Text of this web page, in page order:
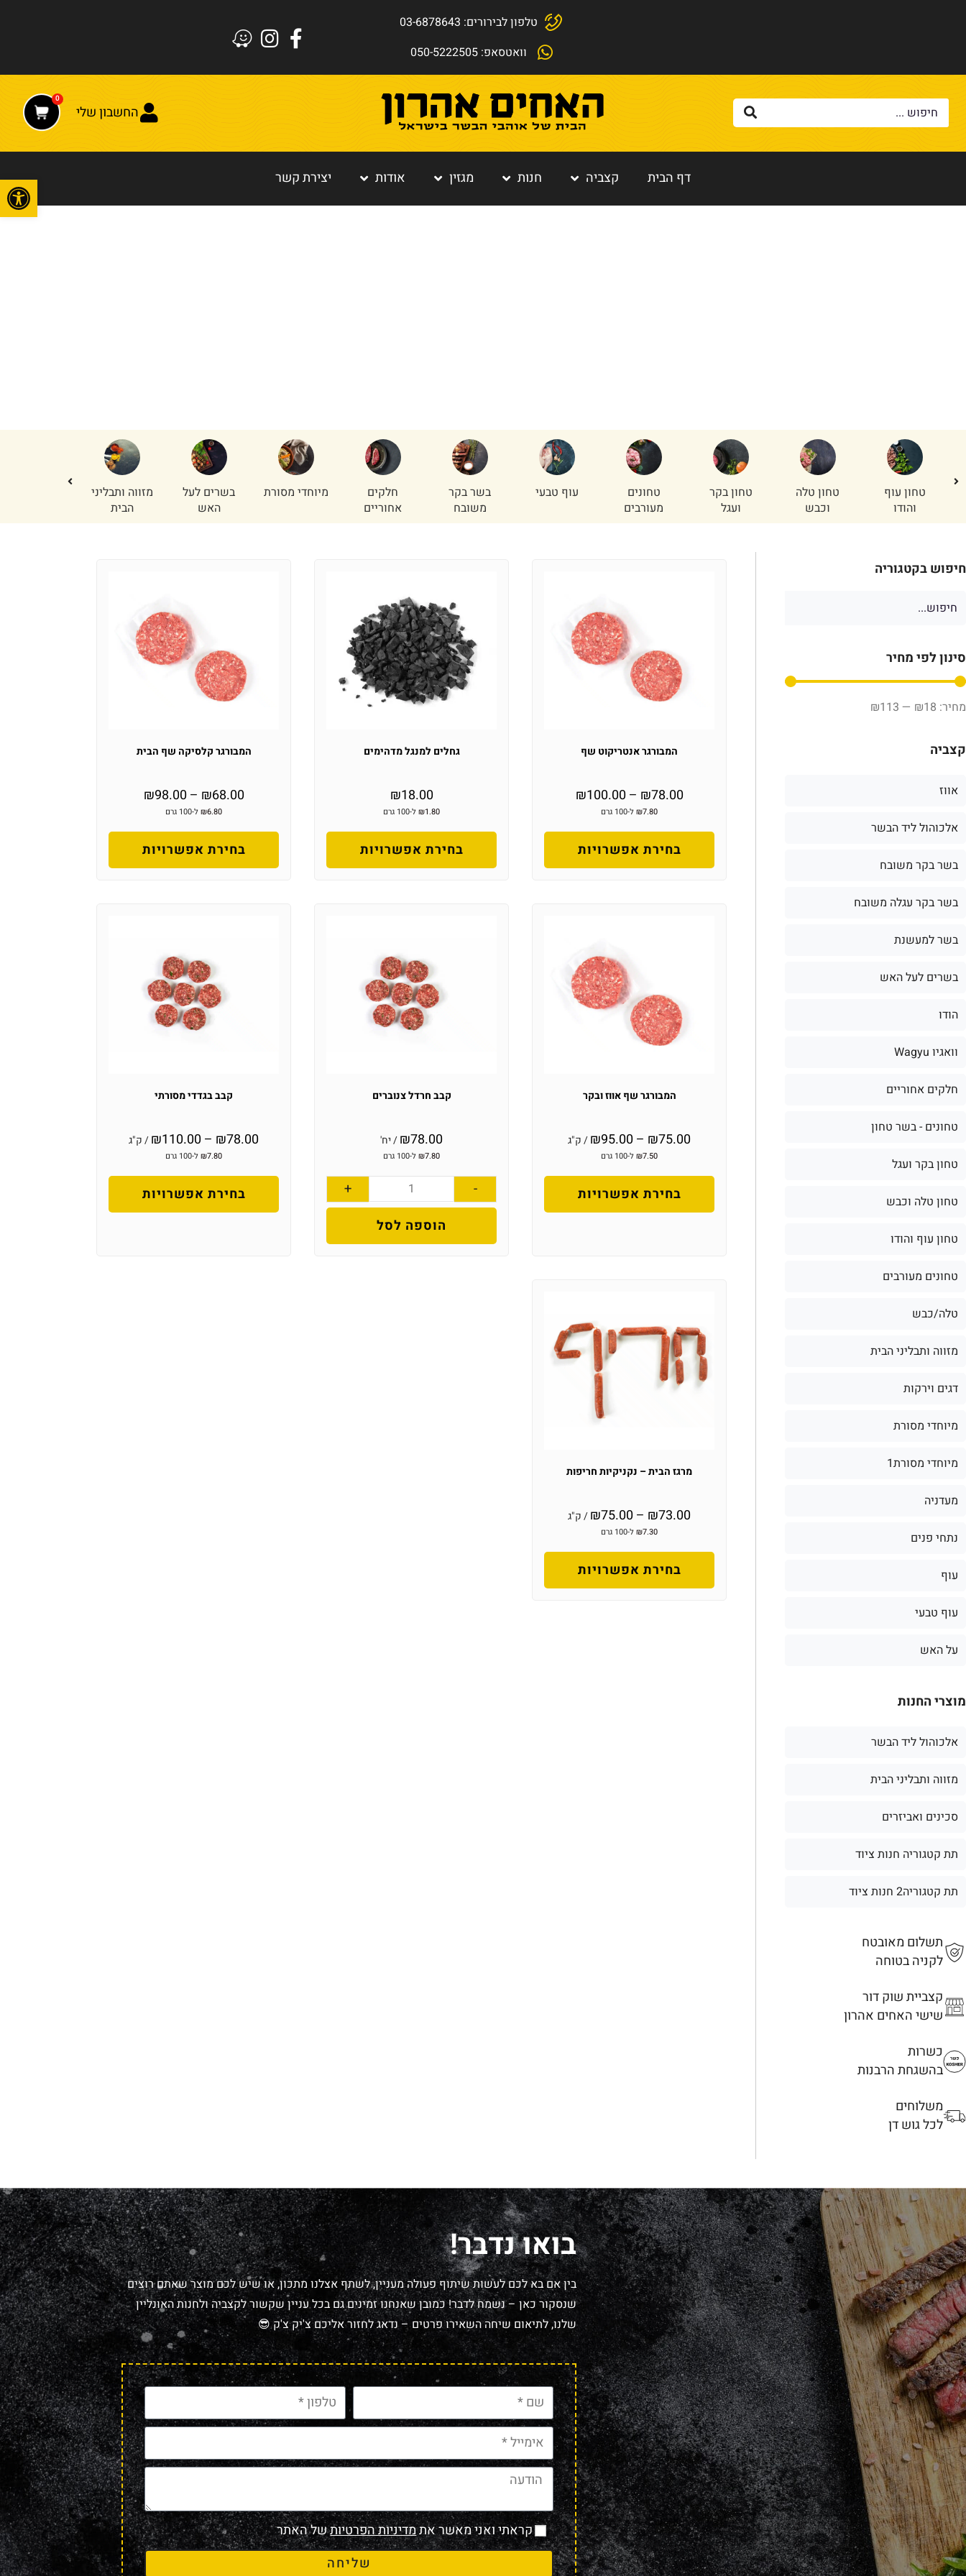
טלפון לבירורים: 03-6878643
וואטסאפ: 050-5222505
החשבון שלי
0
דף הבית קצביה חנות מגזין אודות יצירת קשר
טחון עוף
והודו
טחון טלה
וכבש
טחון בקר
ועגל
טחונים
מעורבים
עוף טבעי
בשר בקר
משובח
חלקים
אחוריים
מיוחדי מסורת
בשרים לעל
האש
מזווה ותבליני
הבית
חיפוש בקטגוריה
סינון לפי מחיר
₪18
—
₪113
קצביה
אווז
אלכוהול ליד הבשר
בשר בקר משובח
בשר בקר עגלה משובח
בשר למעשנת
בשרים לעל האש
הודו
וואגיו Wagyu
חלקים אחוריים
טחונים - בשר טחון
טחון בקר ועגל
טחון טלה וכבש
טחון עוף והודו
טחונים מעורבים
טלה/כבש
מזווה ותבליני הבית
דגים וירקות
מיוחדי מסורת
מיוחדי מסורת1
מעדניה
נתחי פנים
עוף
עוף טבעי
על האש
מוצרי החנות
אלכוהול ליד הבשר
מזווה ותבליני הבית
סכינים ואביזרים
תת קטגוריה חנות ציוד
תת קטגוריה2 חנות ציוד
תשלום מאובטח
לקניה בטוחה
קצביית שוק דור
שישי האחים אהרון
כשרות
בהשגחת הרבנות
משלוחים
לכל גוש דן
המבורגר אנטריקוט שף
₪78.00
–
₪100.00
₪7.80 ל-100 גרם
בחירת אפשרויות
גחלים למנגל מדהימים
₪18.00
₪1.80 ל-100 גרם
בחירת אפשרויות
המבורגר קלסיקה שף הבית
₪68.00
–
₪98.00
₪6.80 ל-100 גרם
בחירת אפשרויות
המבורגר שף אווז ובקר
₪75.00
–
₪95.00 / ק"ג
₪7.50 ל-100 גרם
בחירת אפשרויות
קבב חרדל צנוברים
₪78.00 / יח'
₪7.80 ל-100 גרם
-
+
הוספה לסל
קבב בגדדי מסורתי
₪78.00
–
₪110.00 / ק"ג
₪7.80 ל-100 גרם
בחירת אפשרויות
מרגז הבית – נקניקיות חריפות
₪73.00
–
₪75.00 / ק"ג
₪7.30 ל-100 גרם
בחירת אפשרויות
בואו נדבר!
בין אם בא לכם לעשות שיתוף פעולה מעניין, לשתף אצלנו מתכון, או שיש לכם מוצר שאתם רוצים
שנסקור כאן – נשמח לדבר! כמובן שאנחנו זמינים גם בכל עניין שקשור לקצביה ולחנות האונליין
שלנו, לתיאום שיחה השאירו פרטים – נדאג לחזור אליכם צ'יק צ'ק 😎
קראתי ואני מאשר אתמדיניות הפרטיותשל האתר
שליחה